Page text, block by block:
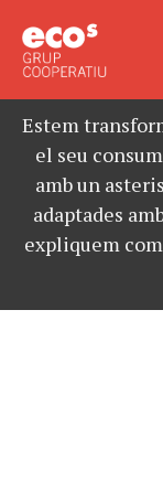
Estem
el seu
amb un
adaptades
expliquem